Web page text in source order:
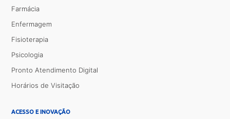
Farmácia
Enfermagem
Fisioterapia
Psicologia
Pronto Atendimento Digital
Horários de Visitação
ACESSO E INOVAÇÃO